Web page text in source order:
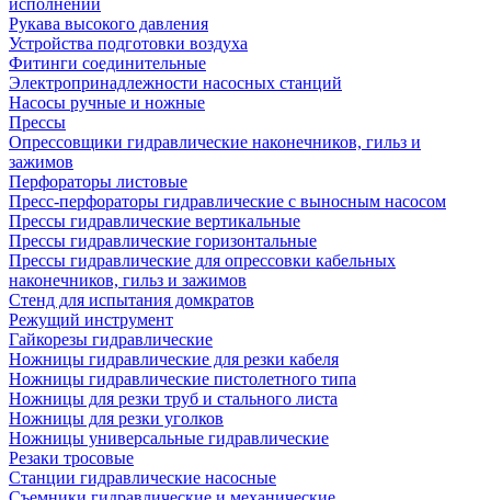
исполнении
Рукава высокого давления
Устройства подготовки воздуха
Фитинги соединительные
Электропринадлежности насосных станций
Насосы ручные и ножные
Прессы
Опрессовщики гидравлические наконечников, гильз и
зажимов
Перфораторы листовые
Пресс-перфораторы гидравлические с выносным насосом
Прессы гидравлические вертикальные
Прессы гидравлические горизонтальные
Прессы гидравлические для опрессовки кабельных
наконечников, гильз и зажимов
Стенд для испытания домкратов
Режущий инструмент
Гайкорезы гидравлические
Ножницы гидравлические для резки кабеля
Ножницы гидравлические пистолетного типа
Ножницы для резки труб и стального листа
Ножницы для резки уголков
Ножницы универсальные гидравлические
Резаки тросовые
Станции гидравлические насосные